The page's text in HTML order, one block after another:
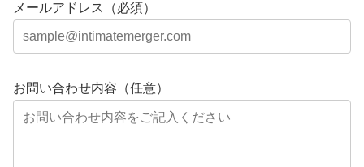
メールアドレス（必須）
お問い合わせ内容（任意）